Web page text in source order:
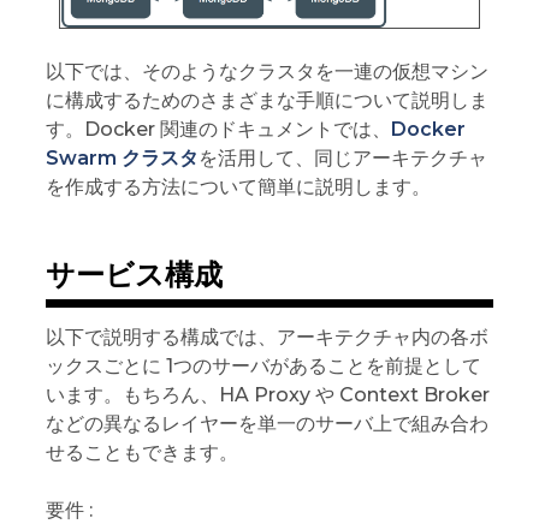
以下では、そのようなクラスタを一連の仮想マシン
に構成するためのさまざまな手順について説明しま
す。Docker 関連のドキュメントでは、 Docker
Swarm クラスタ を活用して、同じアーキテクチャ
を作成する方法について簡単に説明します。
サービス構成
以下で説明する構成では、アーキテクチャ内の各ボ
ックスごとに 1つのサーバがあることを前提として
います。もちろん、HA Proxy や Context Broker
などの異なるレイヤーを単一のサーバ上で組み合わ
せることもできます。
要件 :